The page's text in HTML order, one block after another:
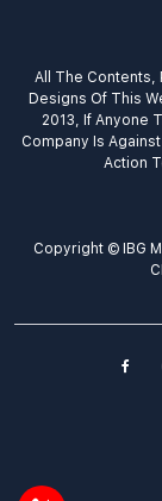
All The Contents,
Designs Of This
2013, If Anyone
Company Is
Action
Copyright © IBG